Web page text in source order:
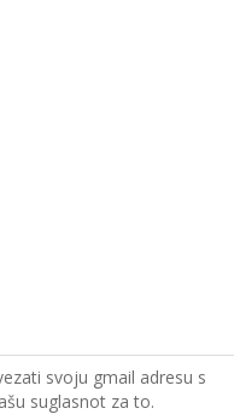
svoju gmail adresu s
suglasnot za to.